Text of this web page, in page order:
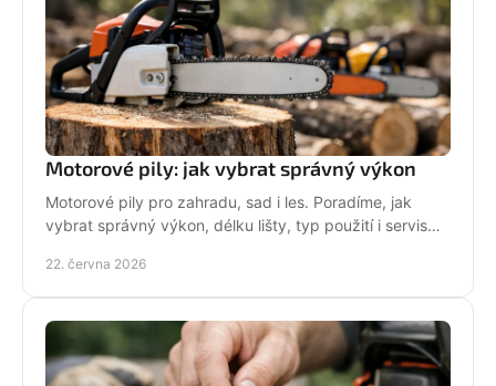
Motorové pily: jak vybrat správný výkon
Motorové pily pro zahradu, sad i les. Poradíme, jak
vybrat správný výkon, délku lišty, typ použití i servis
22. června 2026